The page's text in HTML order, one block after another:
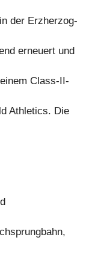
der Erzherzog-
erneuert und
Class-II-
Athletics. Die